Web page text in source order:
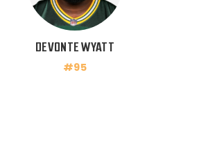
DEVONTE WYATT
#95